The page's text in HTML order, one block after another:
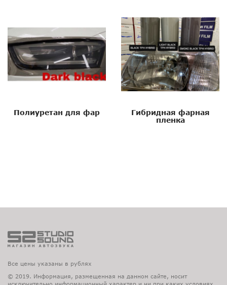
Полиуретан для фар
Гибридная фарная
пленка
Все цены указаны в рублях
© 2019. Информация, размещенная на данном сайте, носит